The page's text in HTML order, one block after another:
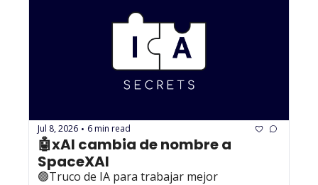
Jul 8, 2026 • 6 min read
🤖xAI cambia de nombre a
SpaceXAI
🟢Truco de IA para trabajar mejor